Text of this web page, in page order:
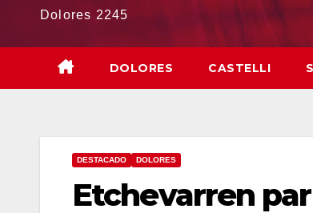
Dolores 2245
DOLORES CASTELLI
DESTACADO DOLORES
Etchevarren